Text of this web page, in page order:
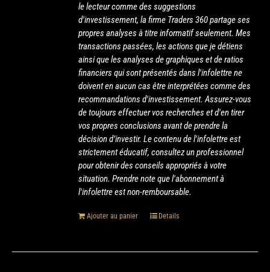
le lecteur comme des suggestions
d'investissement, la firme Traders 360 partage ses
propres analyses à titre informatif seulement. Mes
transactions passées, les actions que je détiens
ainsi que les analyses de graphiques et de ratios
financiers qui sont présentés dans l'infolettre ne
doivent en aucun cas être interprétées comme des
recommandations d'investissement. Assurez-vous
de toujours effectuer vos recherches et d'en tirer
vos propres conclusions avant de prendre la
décision d’investir. Le contenu de l'infolettre est
strictement éducatif, consultez un professionnel
pour obtenir des conseils appropriés à votre
situation. Prendre note que l'abonnement à
l'infolettre est non-remboursable.
Ajouter au panier Details